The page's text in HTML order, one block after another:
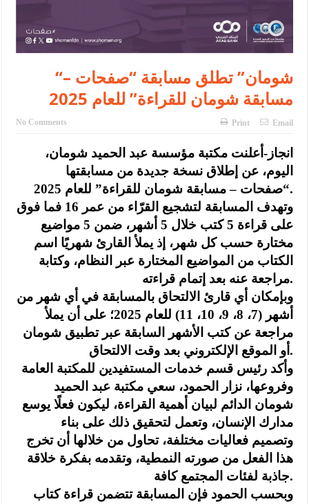
“شومان” تطلق مسابقة “صفحات –
مسابقة شومان للقراءة” للعام 2025
No Comments Print Email
انجاز-أعلنت مكتبة مؤسسة عبد الحميد شومان،
اليوم، عن إطلاق نسخة جديدة من مسابقتها
“صفحات – مسابقة شومان للقراءة” للعام 2025.
وتهدف المسابقة لتشجيع القرّاء من عمر 16 فما فوق
على قراءة 5 كتب خلال 5 أشهر، ضمن 5 مواضيع
مختارة حسب كل شهر، إذ يملأ القارئ شهريًا اسم
الكتاب من المواضيع المختارة عبر النظام، وكتابة
مراجعة عنه بعد إتمام قراءته.
وبإمكان أي قارئ الالتحاق بالمسابقة في أي شهر من
أشهر (7، 8، 9، 10، 11) للعام 2025؛ على أن يملأ
مراجعة عن كتب الأشهر السابقة عبر تطبيق شومان
أو الموقع الإلكتروني بعد وقت الالتحاق.
وأكد رئيس قسم خدمات المستفيدين للمكتبة العامة
وفروعها، نزار الحمود، سعي مكتبة عبد الحميد
شومان الدائم لبيان أهمية القراءة، ليكون فعلًا يوسع
مدارك الإنسان، وتعمل لتحقيق ذلك على بناء
وتصميم فعاليات مختلفة، تحاول من خلالها أن تخرج
هذا الفعل من صورته النمطية، وتقدمه بفكرة خلاقة
جاذبة لفئات المجتمع كافة.
وبحسب الحمود فإن المسابقة تتضمن قراءة كتاب